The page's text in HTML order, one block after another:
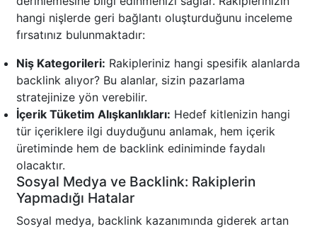
hangi nişlerde geri bağlantı oluşturduğunu inceleme
fırsatınız bulunmaktadır:
Niş Kategorileri: Rakipleriniz hangi spesifik alanlarda
backlink alıyor? Bu alanlar, sizin pazarlama
stratejinize yön verebilir.
İçerik Tüketim Alışkanlıkları: Hedef kitlenizin hangi
tür içeriklere ilgi duyduğunu anlamak, hem içerik
üretiminde hem de backlink ediniminde faydalı
olacaktır.
Sosyal Medya ve Backlink: Rakiplerin
Yapmadığı Hatalar
Sosyal medya, backlink kazanımında giderek artan